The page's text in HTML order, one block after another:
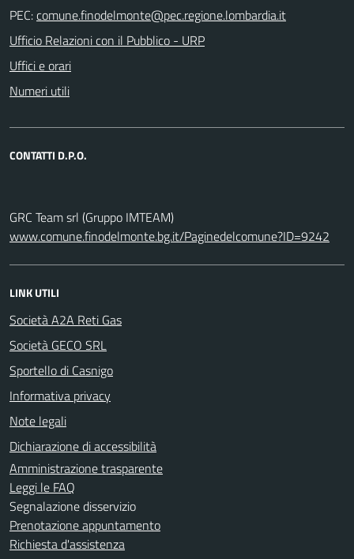
PEC:
Ufficio Relazioni con il Pubblico - URP
Uffici e orari
Numeri utili
CONTATTI D.P.O.
GRC Team srl (Gruppo IMTEAM)
www.comune.finodelmonte.bg.it/Paginedelcomune?ID=9242
LINK UTILI
Società A2A Reti Gas
Società GECO SRL
Sportello di Casnigo
Informativa privacy
Note legali
Dichiarazione di accessibilità
Amministrazione trasparente
Leggi le FAQ
Segnalazione disservizio
Prenotazione appuntamento
Richiesta d'assistenza